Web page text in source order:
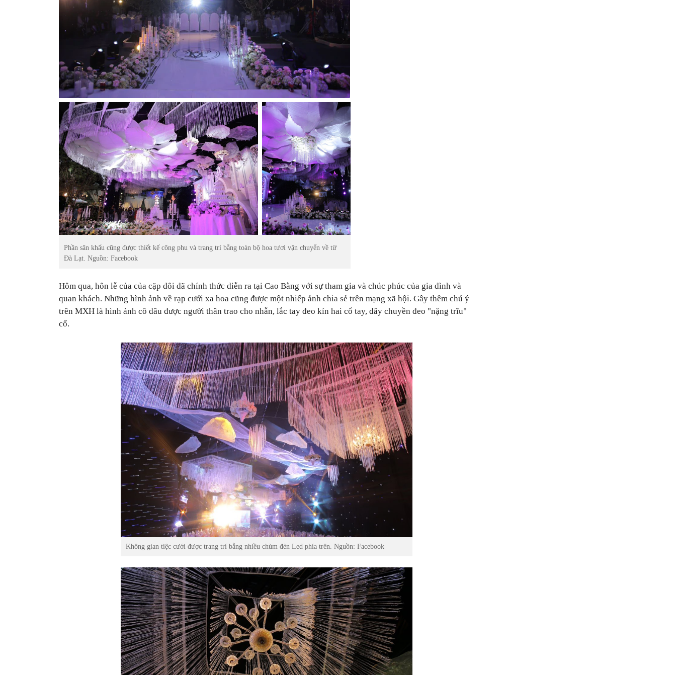
Phần sân khấu cũng được thiết kế công phu và trang trí bằng toàn bộ hoa tươi vận chuyển về từ
Đà Lạt. Nguồn: Facebook
Hôm qua, hôn lễ của của cặp đôi đã chính thức diễn ra tại Cao Bằng với sự tham gia và chúc phúc của gia đình và
quan khách. Những hình ảnh về rạp cưới xa hoa cũng được một nhiếp ảnh chia sẻ trên mạng xã hội. Gây thêm chú ý
trên MXH là hình ảnh cô dâu được người thân trao cho nhẫn, lắc tay đeo kín hai cổ tay, dây chuyền đeo "nặng trĩu"
cổ.
Không gian tiệc cưới được trang trí bằng nhiều chùm đèn Led phía trên. Nguồn: Facebook